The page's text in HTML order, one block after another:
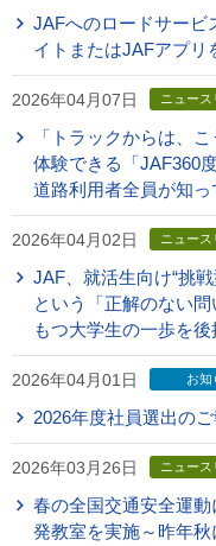
JAFへのロードサービ
イトまたはJAFアプリ
2026年04月07日 ニュース
「トラックからは、
体験できる「JAF360
道路利用者全員が知
2026年04月02日 ニュース
JAF、就活生向け“挑
という「正解のない
もつ大学生の一歩を後
2026年04月01日 お知
2026年度社員選出の
2026年03月26日 ニュース
春の全国交通安全運
発教室を実施～昨年